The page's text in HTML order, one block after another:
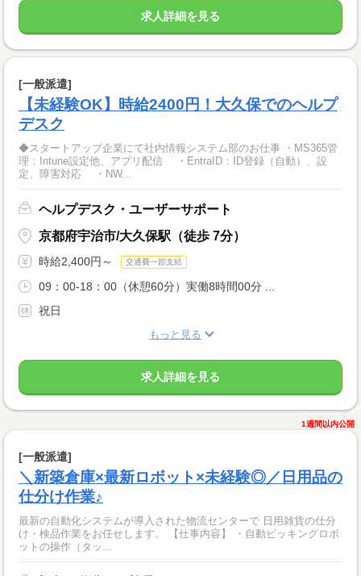
求人詳細を見る
[一般派遣]
【未経験OK】時給2400円！大久保でのヘルプ
デスク
◆スタートアップ企業にて社内情報システム部のお仕事 ・MS365管
理：Intune設定他、アプリ配信 ・EntraID：ID登録（自動）、設
定、障害対応 ・NW...
ヘルプデスク・ユーザーサポート
京都府宇治市/大久保駅（徒歩 7分）
時給2,400円～ 交通費一部支給
09：00-18：00（休憩60分）実働8時間00分 ...
祝日
もっと見る
求人詳細を見る
1週間以内公開
[一般派遣]
＼新築倉庫×最新ロボット×未経験◎／日用品の
仕分け作業♪
最新の自動化システムが導入された物流センターで 日用雑貨の仕分
け・検品作業をお任せします。 【仕事内容】 ・自動ピッキングロボ
ットの操作（タッ...